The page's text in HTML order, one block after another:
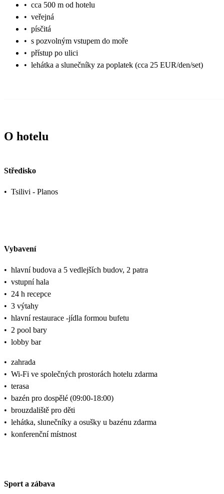
• cca 500 m od hotelu
• veřejná
• písčitá
• s pozvolným vstupem do moře
• přístup po ulici
• lehátka a slunečníky za poplatek (cca 25 EUR/den/set)
O hotelu
Středisko
• Tsilivi - Planos
Vybavení
• hlavní budova a 5 vedlejších budov, 2 patra
• vstupní hala
• 24 h recepce
• 3 výtahy
• hlavní restaurace -jídla formou bufetu
• 2 pool bary
• lobby bar
• zahrada
• Wi-Fi ve společných prostorách hotelu zdarma
• terasa
• bazén pro dospělé (09:00-18:00)
• brouzdaliště pro děti
• lehátka, slunečníky a osušky u bazénu zdarma
• konferenční místnost
Sport a zábava